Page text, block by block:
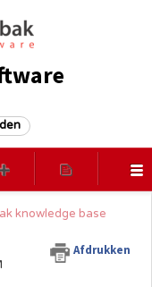
knowledge base
Afdrukken